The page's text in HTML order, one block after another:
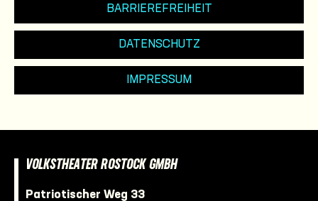
BARRIEREFREIHEIT
DATENSCHUTZ
IMPRESSUM
VOLKSTHEATER ROSTOCK GMBH
Patriotischer Weg 33